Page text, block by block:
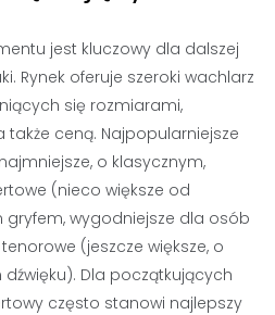
jest kluczowy dla dalszej
Rynek oferuje szeroki wachlarz
się rozmiarami,
także ceną. Najpopularniejsze
o klasycznym,
(nieco większe od
gryfem, wygodniejsze dla osób
(jeszcze większe, o
dźwięku). Dla początkujących
często stanowi najlepszy